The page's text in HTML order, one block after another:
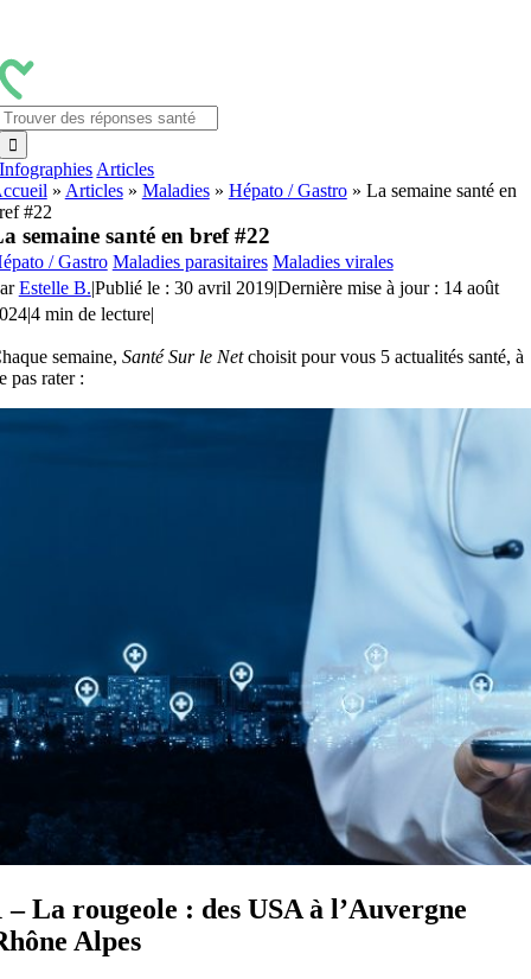
contenu
Infographies Articles
» Articles» Maladies» Hépato / Gastro» La semaine santé en
#22
semaine santé en bref #22
/ Gastro Maladies parasitaires Maladies virales
Estelle B.|Publié le : 30 avril 2019|Dernière mise à jour : 14 août
|4 min de lecture|
semaine, Santé Sur le Netchoisit pour vous 5 actualités santé, à
pas rater :
– La rougeole : des USA à l’Auvergne
Alpes